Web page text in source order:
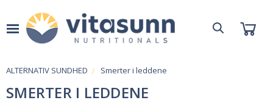
ALTERNATIV SUNDHED Smerter i leddene
SMERTER I LEDDENE